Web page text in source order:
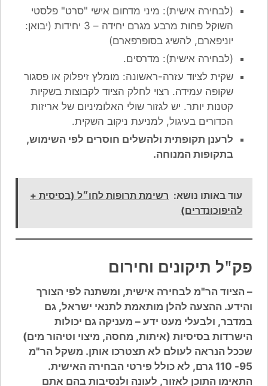
(לבחירה אישית): מיני מדחום אישי "סרט" פלסטי
השוקל פחות מרבע מגרם יחידה – 3 יחידות (יבואן:
יוניפארם, להשיג בסופרפארם)
(לבחירה אישית): מדרסים.
שקית לציוד עזרה-ראשונה: מומלץ זיפלוק או פסגור
שקופה עמידה. רצוי לחלק הציוד לקבוצות בשקיות
קטנות יותר. יש לגזור שולי האלומיניום של אריזות
הכדורים בעיגול, למניעת ניקוב השקית.
לרענן תקופתית ולהשלים חוסרים לפי השימוש,
בתקופות המנוחה.
עוד באותו נושא: רשימת תרופות לחו״ל (בסיסית +
להיפוכונדרים)
פק"ל תיקונים וחירום
– הציוד הר"מ לבחירה אישית, ומשתנה לפי הצורך
והידע. ההצעה להלן מותאמת לתנאי ישראל, גם
במדבר, ולבעלי מעט ידע – מעניקה גם יכולות
הישרדות בסיסיות (איתות, מחסה, מיצוי וטיהור מים)
שככל הנראה לעולם לא תצטרכו אותן. משקל הר"מ
95- 110 גרם, לא כולל פירטי הבחירה האישית.
התאימו התוכן לאזור, לעונה ולנסיבות בהם אתם